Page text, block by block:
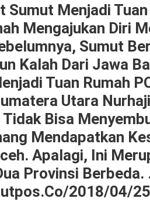
Sumut Menjadi
Mengajukan Diri
Sumut
Kalah Dari Jawa
Tuan Rumah
Utara
Bisa
Mendapatkan
Apalagi, Ini
Provinsi Berbeda.
2018/04/